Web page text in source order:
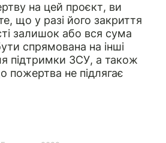
на цей проєкт, ви
що у разі його закриття
залишок або вся сума
спрямована на інші
підтримки ЗСУ, а також
пожертва не підлягає